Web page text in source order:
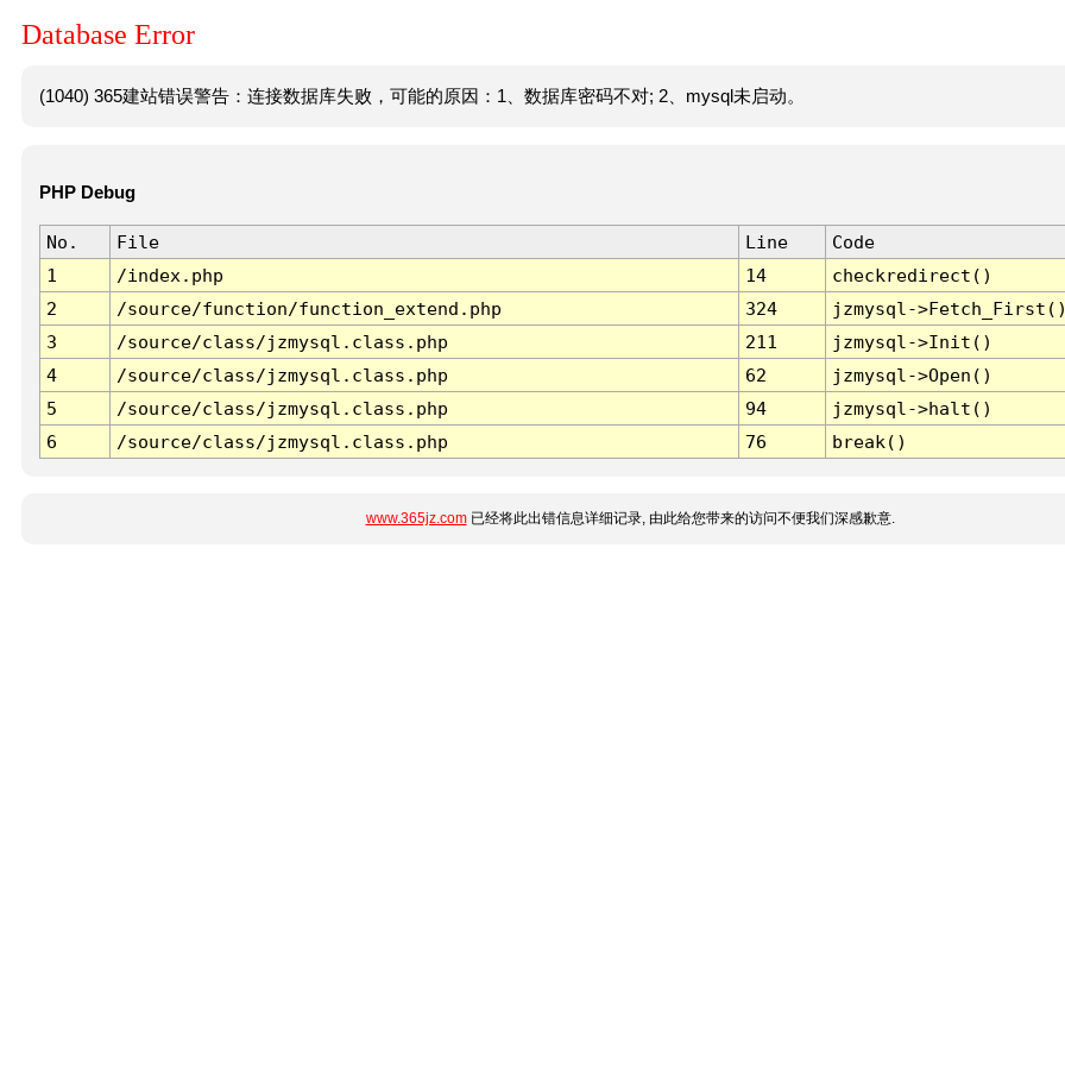
Database Error
(1040) 365建站错误警告：连接数据库失败，可能的原因：1、数据库密码不对; 2、mysql未启动。
PHP Debug
No. File Line
Code
1
/index.php 14
checkredirect()
2
/source/function/function_extend.php 324
jzmysql-
3
/source/class/jzmysql.class.php 211
jzmysql->Init()
4
/source/class/jzmysql.class.php 62
jzmysql->Open()
5
/source/class/jzmysql.class.php 94
jzmysql->halt()
6
/source/class/jzmysql.class.php 76 break()
www.365jz.com已经将此出错信息详细记录, 由此给您带来的访问不便我们深感歉意.